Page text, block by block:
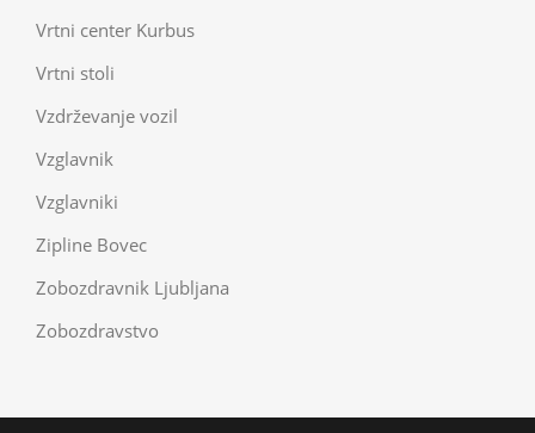
Vrtni center Kurbus
Vrtni stoli
Vzdrževanje vozil
Vzglavnik
Vzglavniki
Zipline Bovec
Zobozdravnik Ljubljana
Zobozdravstvo